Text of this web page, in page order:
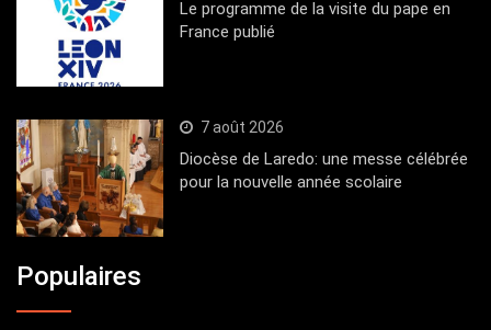
Le programme de la visite du pape en
France publié
7 août 2026
Diocèse de Laredo: une messe célébrée
pour la nouvelle année scolaire
Populaires